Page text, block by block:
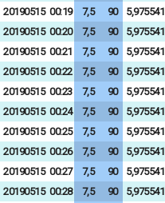
20190515 00:19 7,5 90 5,975541
20190515 00:20 7,5 90 5,975541
20190515 00:21 7,5 90 5,975541
20190515 00:22 7,5 90 5,975541
20190515 00:23 7,5 90 5,975541
20190515 00:24 7,5 90 5,975541
20190515 00:25 7,5 90 5,975541
20190515 00:26 7,5 90 5,975541
20190515 00:27 7,5 90 5,975541
20190515 00:28 7,5 90 5,975541